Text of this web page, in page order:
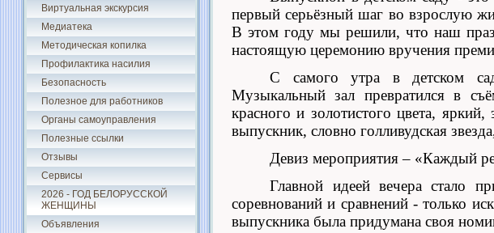
Виртуальная экскурсия
Медиатека
Методическая копилка
Профилактика насилия
Безопасность
Полезное для работников
Органы самоуправления
Полезные ссылки
Отзывы
Сервисы
2026 - ГОД БЕЛОРУССКОЙ
ЖЕНЩИНЫ
Объявления
первый серьёзный шаг во взрослую
В этом году мы решили, что наш
настоящую церемонию вручения
С самого утра в детском
Музыкальный зал превратился в
красного и золотистого цвета,
выпускник, словно голливудская
Девиз мероприятия – «Каждый
Главной идеей вечера стало
соревнований и сравнений - только
выпускника была придумана своя